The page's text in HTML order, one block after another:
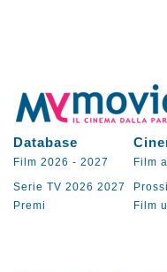
Database
Film 2026 - 2027 Film
Serie TV 2026 2027
Premi
Film